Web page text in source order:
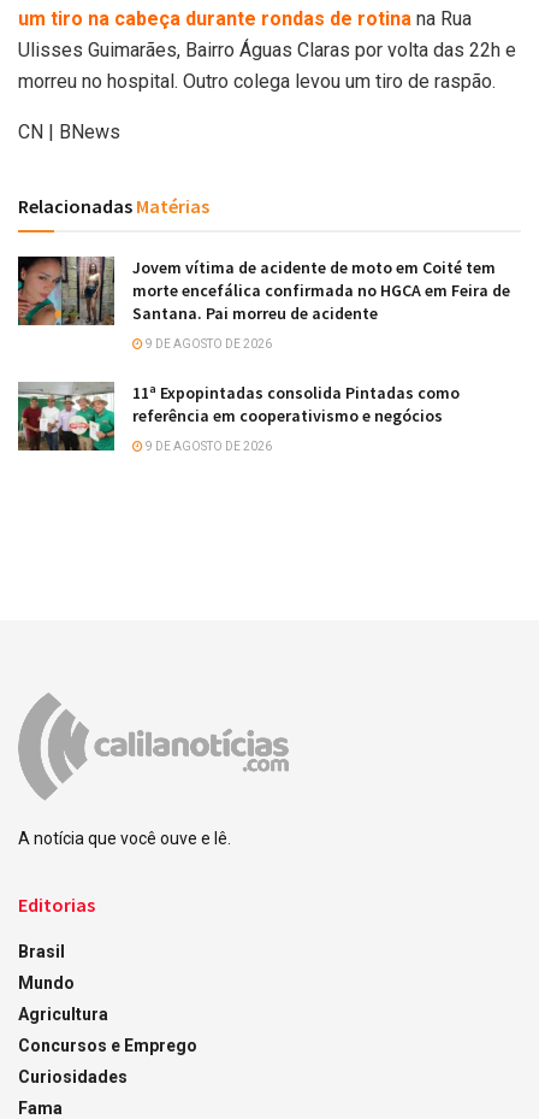
um tiro na cabeça durante rondas de rotina na Rua
Ulisses Guimarães, Bairro Águas Claras por volta das 22h e
morreu no hospital. Outro colega levou um tiro de raspão.
CN | BNews
Relacionadas Matérias
Jovem vítima de acidente de moto em Coité tem
morte encefálica confirmada no HGCA em Feira de
Santana. Pai morreu de acidente
9 DE AGOSTO DE 2026
11ª Expopintadas consolida Pintadas como
referência em cooperativismo e negócios
9 DE AGOSTO DE 2026
A notícia que você ouve e lê.
Editorias
Brasil
Mundo
Agricultura
Concursos e Emprego
Curiosidades
Fama